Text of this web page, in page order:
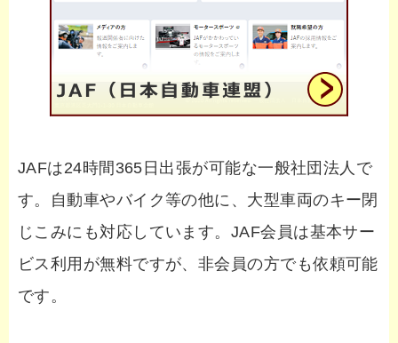
JAFは24時間365日出張が可能な一般社団法人で
す。自動車やバイク等の他に、大型車両のキー閉
じこみにも対応しています。JAF会員は基本サー
ビス利用が無料ですが、非会員の方でも依頼可能
です。